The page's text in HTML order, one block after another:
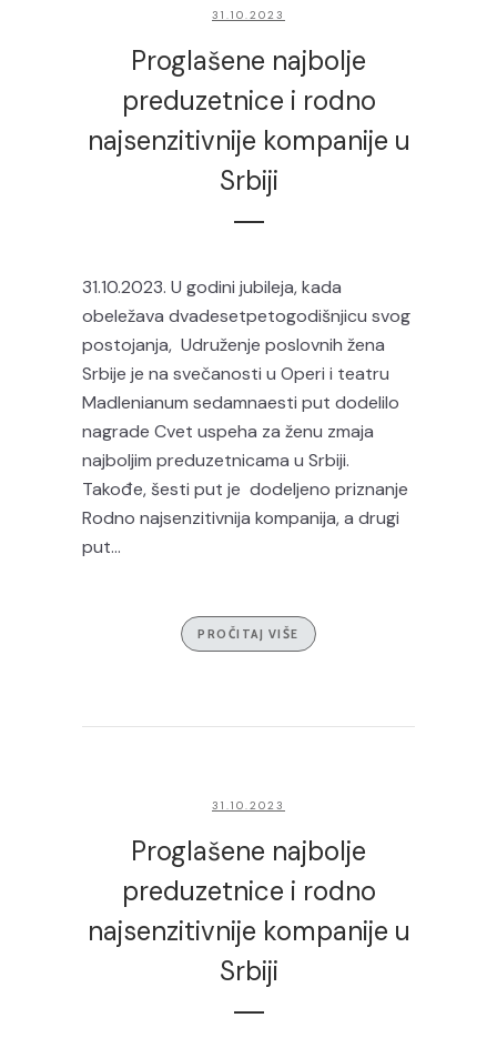
31.10.2023
Proglašene najbolje
preduzetnice i rodno
najsenzitivnije kompanije u
Srbiji
31.10.2023. U godini jubileja, kada
obeležava dvadesetpetogodišnjicu svog
postojanja, Udruženje poslovnih žena
Srbije je na svečanosti u Operi i teatru
Madlenianum sedamnaesti put dodelilo
nagrade Cvet uspeha za ženu zmaja
najboljim preduzetnicama u Srbiji.
Takođe, šesti put je dodeljeno priznanje
Rodno najsenzitivnija kompanija, a drugi
put...
PROČITAJ VIŠE
31.10.2023
Proglašene najbolje
preduzetnice i rodno
najsenzitivnije kompanije u
Srbiji